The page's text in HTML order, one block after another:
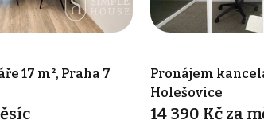
17 m², Praha 7
Pronájem
Holešovice
14 390 Kč za